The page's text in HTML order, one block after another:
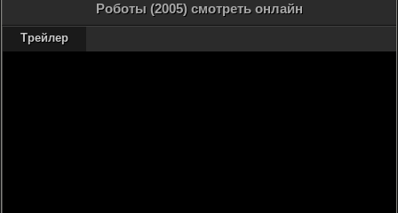
Роботы (2005) смотреть онлайн
Трейлер